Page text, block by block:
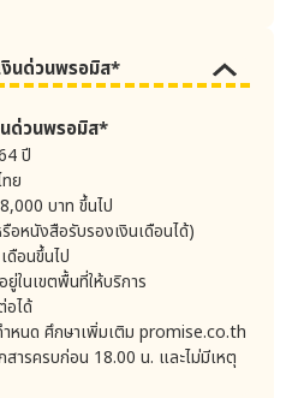
นๆ จะเป็นผู้กำหนด และค่า
อาจมีการเปลี่ยนแปลงตามที่เรียก
ารรับชำระเงิน
ในการดำเนินงานของบริษัท
ในช่วงที่ลูกค้ามีการค้าง
ชำระ หากบริษัทมีการแจ้ง
ติดตามทวงถามหนี้ จะเกิด
ต่อไปนี้ และค่าติดตาม
คำนวณรวมไปในยอดเรียก
ชำระของเดือนถัดไปหลัง
จากที่พ้นสถานะค้างชำระ
กับการพัฒนา ใช้ และบำรุงรักษา
องบริษัทให้เวลาโอนขายหนี้
การให้บริการลูกค้า
บการปรับปรุงโฆษณาเกี่ยวกับการ
ซต์ให้มีความเหมาะสมมากที่สุด
ยข้อมูลส่วนบุคคลให้นั้น อาจรวมถึง
ะเทศ ซึ่งมีการบังคับใช้กฏหมาย
ะดับเดียวกับประเทศไทย หรือ
ะเทศ ซึ่งไม่มีการบังคับใช้กฏหมาย
ะดับเดียวกับประเทศไทย
วลาในการเก็บรักษาข้อมูลส่วนบุคคล
บุคคล ดังต่อไปนี้
นด่วนพรอมิส*
ด่วนพรอมิส*
ปี
ย
บาท ขึ้นไป
อหนังสือรับรองเงินเดือนได้)
ดือนขึ้นไป
ในเขตพื้นที่ให้บริการ
อได้
ำหนด ศึกษาเพิ่มเติม promise.co.th
ารครบก่อน 18.00 น. และไม่มีเหตุ